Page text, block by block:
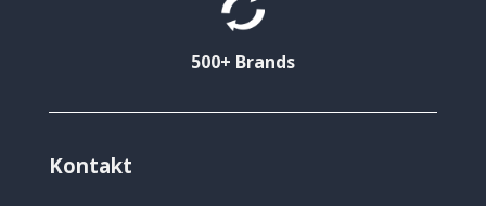
500+ Brands
Kontakt